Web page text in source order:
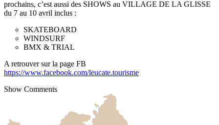
prochains, c’est aussi des SHOWS au VILLAGE DE LA GLISSE
du 7 au 10 avril inclus :
SKATEBOARD
WINDSURF
BMX & TRIAL
A retrouver sur la page FB
https://www.facebook.com/leucate.tourisme
Show Comments